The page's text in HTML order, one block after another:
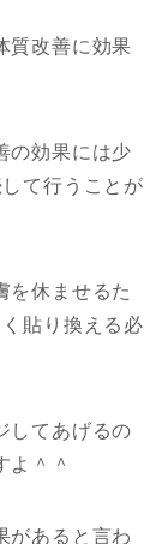
質改善に効果
の効果には少
て行うことが
を休ませるた
貼り換える必
してあげるの
よ＾＾
があると言わ